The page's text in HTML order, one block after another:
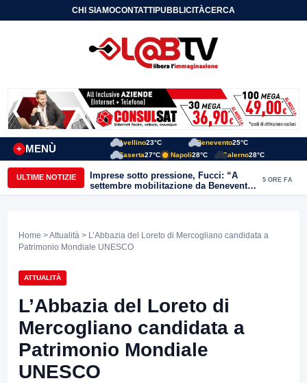
CHI SIAMOCONTATTIPUBBLICITÀCERCA
MENÙ
+
Avellino23°C Benevento25°C
Caserta27°C Napoli28°C Salerno28°C
ULTIME NOTIZIE
Imprese sotto pressione, Fucci: “A
settembre mobilitazione da Benevento
e Avellino”
5 ORE FA
Home >Attualità > L’Abbazia del Loreto di Mercogliano candidata a
Patrimonio Mondiale UNESCO
ATTUALITÀ
L’Abbazia del Loreto di
Mercogliano candidata a
Patrimonio Mondiale
UNESCO